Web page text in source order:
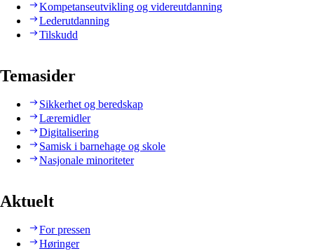
Kompetanseutvikling og videreutdanning
Lederutdanning
Tilskudd
Temasider
Sikkerhet og beredskap
Læremidler
Digitalisering
Samisk i barnehage og skole
Nasjonale minoriteter
Aktuelt
For pressen
Høringer